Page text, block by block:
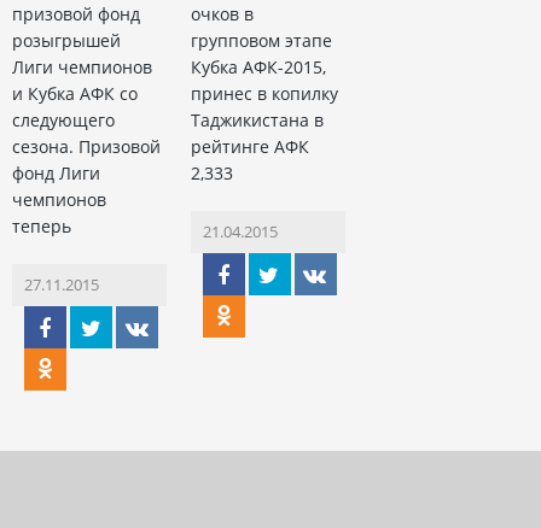
призовой фонд
розыгрышей
Лиги чемпионов
и Кубка АФК со
следующего
сезона. Призовой
фонд Лиги
чемпионов
теперь
27.11.2015
очков в
групповом этапе
Кубка АФК-2015,
принес в копилку
Таджикистана в
рейтинге АФК
2,333
21.04.2015